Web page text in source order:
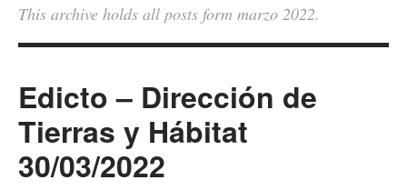
This archive holds all posts form marzo 2022.
Edicto – Dirección de
Tierras y Hábitat
30/03/2022